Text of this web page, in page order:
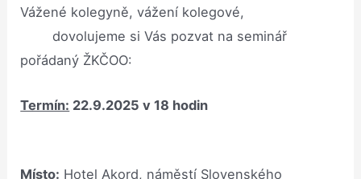
Vážené kolegyně, vážení kolegové,
dovolujeme si Vás pozvat na seminář
pořádaný ŽKČOO:
Termín: 22.9.2025 v 18 hodin
Místo: Hotel Akord, náměstí Slovenského